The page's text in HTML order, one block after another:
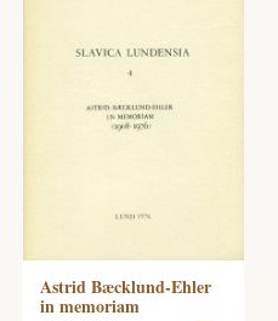
Astrid Bæcklund-Ehler
in memoriam